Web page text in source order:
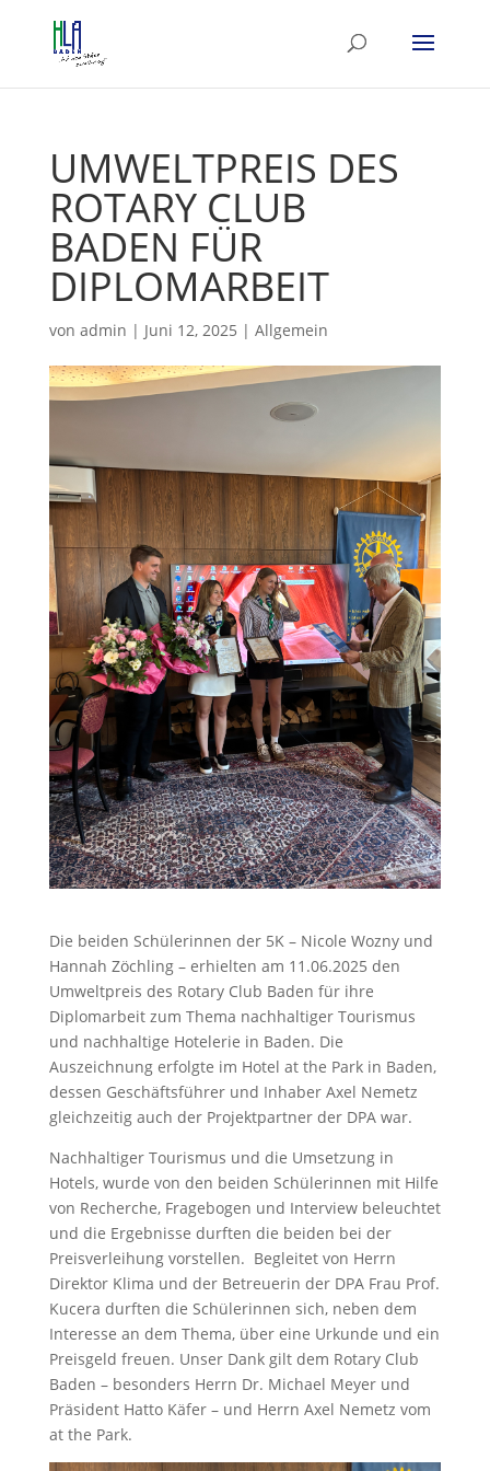
UMWELTPREIS DES
ROTARY CLUB
BADEN FÜR
DIPLOMARBEIT
von admin | Juni 12, 2025 | Allgemein
Die beiden Schülerinnen der 5K – Nicole Wozny und
Hannah Zöchling – erhielten am 11.06.2025 den
Umweltpreis des Rotary Club Baden für ihre
Diplomarbeit zum Thema nachhaltiger Tourismus
und nachhaltige Hotelerie in Baden. Die
Auszeichnung erfolgte im Hotel at the Park in Baden,
dessen Geschäftsführer und Inhaber Axel Nemetz
gleichzeitig auch der Projektpartner der DPA war.
Nachhaltiger Tourismus und die Umsetzung in
Hotels, wurde von den beiden Schülerinnen mit Hilfe
von Recherche, Fragebogen und Interview beleuchtet
und die Ergebnisse durften die beiden bei der
Preisverleihung vorstellen. Begleitet von Herrn
Direktor Klima und der Betreuerin der DPA Frau Prof.
Kucera durften die Schülerinnen sich, neben dem
Interesse an dem Thema, über eine Urkunde und ein
Preisgeld freuen. Unser Dank gilt dem Rotary Club
Baden – besonders Herrn Dr. Michael Meyer und
Präsident Hatto Käfer – und Herrn Axel Nemetz vom
at the Park.